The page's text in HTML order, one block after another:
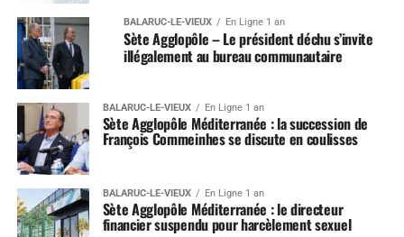
BALARUC-LE-VIEUX En Ligne 1 an
Sète Agglopôle – Le président déchu s’invite
illégalement au bureau communautaire
BALARUC-LE-VIEUX En Ligne 1 an
Sète Agglopôle Méditerranée : la succession de
François Commeinhes se discute en coulisses
BALARUC-LE-VIEUX En Ligne 1 an
Sète Agglopôle Méditerranée : le directeur
financier suspendu pour harcèlement sexuel